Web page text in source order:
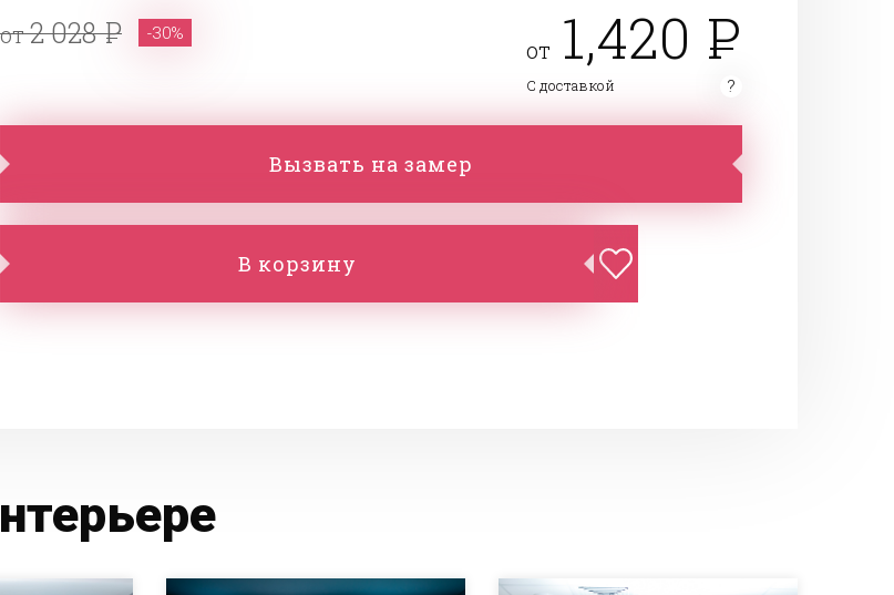
от2 028 -30%
от 1,420
С доставкой
Вызвать на замер
В корзину